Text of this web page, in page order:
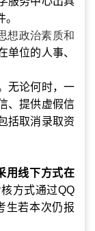
想政治素质和
单位的人事、
无论何时，一
、提供虚假信
括取消录取资
用线下方式在
方式通过QQ
生若本次仍报